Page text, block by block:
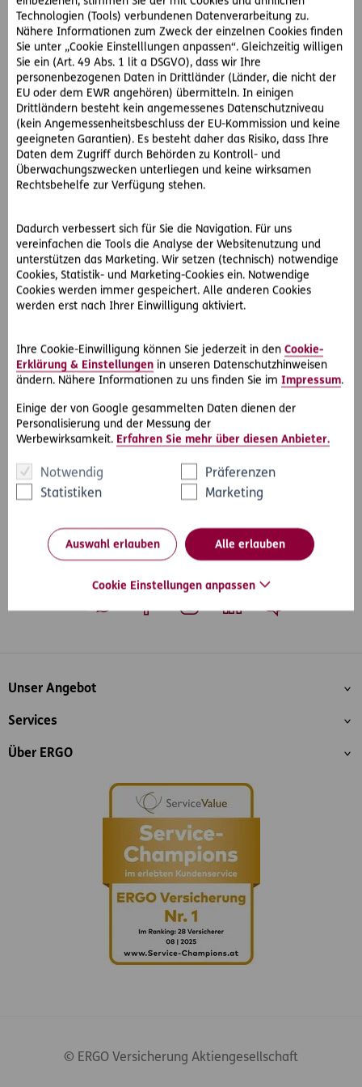
Technologien (Tools) verbundenen Datenverarbeitung zu.
Nähere Informationen zum Zweck der einzelnen Cookies finden
Sie unter „Cookie Einstelllungen anpassen“. Gleichzeitig willigen
Sie ein (Art. 49 Abs. 1 lit a DSGVO), dass wir Ihre
personenbezogenen Daten in Drittländer (Länder, die nicht der
EU oder dem EWR angehören) übermitteln. In einigen
Drittländern besteht kein angemessenes Datenschutzniveau
(kein Angemessenheitsbeschluss der EU-Kommission und keine
geeigneten Garantien). Es besteht daher das Risiko, dass Ihre
Daten dem Zugriff durch Behörden zu Kontroll- und
Überwachungszwecken unterliegen und keine wirksamen
Rechtsbehelfe zur Verfügung stehen.
Dadurch verbessert sich für Sie die Navigation. Für uns
vereinfachen die Tools die Analyse der Websitenutzung und
unterstützen das Marketing. Wir setzen (technisch) notwendige
Cookies, Statistik- und Marketing-Cookies ein. Notwendige
Cookies werden immer gespeichert. Alle anderen Cookies
werden erst nach Ihrer Einwilligung aktiviert.
Ihre Cookie-Einwilligung können Sie jederzeit in den Cookie-
Erklärung & Einstellungen in unseren Datenschutzhinweisen
ändern. Nähere Informationen zu uns finden Sie im Impressum.
Einige der von Google gesammelten Daten dienen der
Personalisierung und der Messung der
Werbewirksamkeit. Erfahren Sie mehr über diesen Anbieter.
Notwendig
Präferenzen
Statistiken
Marketing
Auswahl erlauben Alle erlauben
Cookie Einstellungen anpassen
D.A.S. Juristen helfen bei Ärger mit dem Vermieter
Frau T. ist verzweifelt und meldet sich beim D.A.S.
RechtsService-Zentrum in Wien. Eine der erfahrenen
Juristinnen erklärt ihr, dass sie von ihrem Vermieter eine
Minderung des Mietzinses verlangen kann. Frau T. versucht
ihr Glück, doch der Vermieter bleibt stur und erklärt ihr,
dass er auch für die Dauer des Umbaus die volle Miete
verlangen wird.
Die Geschäftsfrau wendet sich erneut an die D.A.S. und
Vermieter vor Gericht und kann tatsächlich eine Reduktion
des Mietzinses erreichen.
Betriebsstätten-Rechtsschutz für Firmenkunden
geschützt.
Da sie den Betriebsstätten-Rechtsschutz inkludiert hat, ist
sie auch bei Streitigkeiten mit Vermietern oder Nachbarn
#Rechtsfälle #Wohnen & Vermieten
Inhaltsübersicht
Unser Angebot
Services
Über ERGO
© ERGO Versicherung Aktiengesellschaft